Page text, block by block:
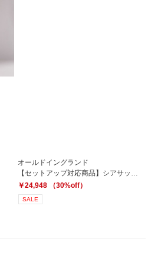
オールドイングランド
￥24,948 （30%off）
SALE